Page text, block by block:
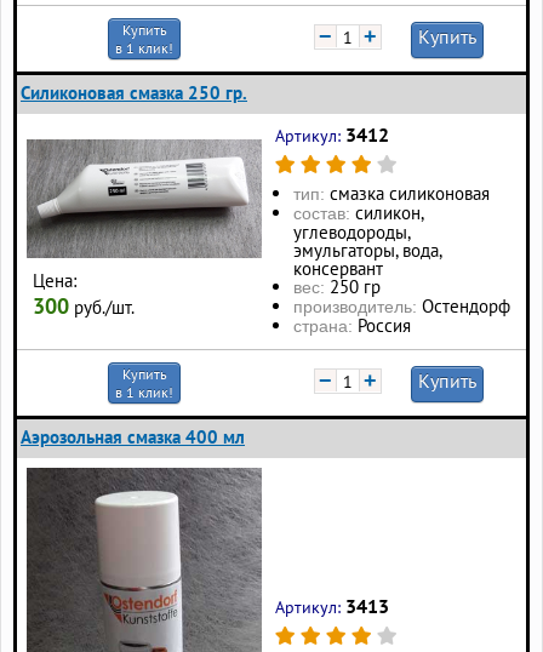
Купить
в 1 клик!
− + Купить
Силиконовая смазка 250 гр.
Цена:
300 руб./шт.
Артикул: 3412
тип: смазка силиконовая
состав: силикон,
углеводороды,
эмульгаторы, вода,
консервант
вес: 250 гр
производитель: Остендорф
страна: Россия
Купить
в 1 клик!
− + Купить
Аэрозольная смазка 400 мл
Артикул: 3413